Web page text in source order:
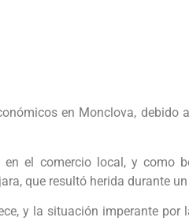
en Monclova, debido
en el comercio local, y como
que resultó herida durante
y la situación imperante